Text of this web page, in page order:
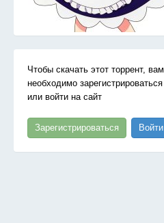
Чтобы скачать этот торрент, вам
необходимо зарегистрироваться
или войти на сайт
Зарегистрироваться Войти